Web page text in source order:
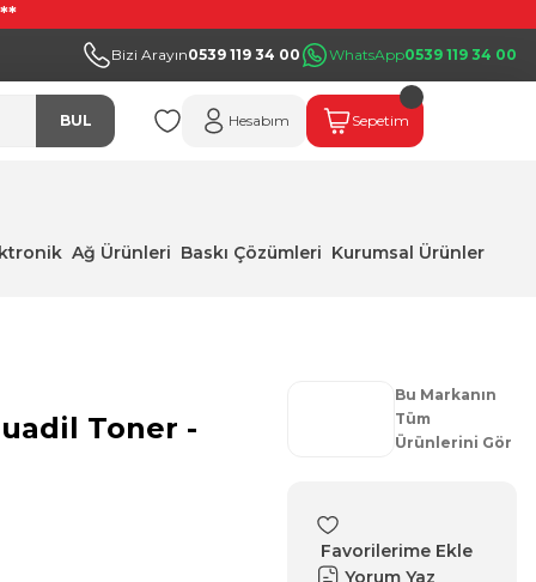
Bizi Arayın0539 119 34 00 WhatsApp0539 119 34 00
BUL Hesabım Sepetim
Ağ Ürünleri Baskı Çözümleri Kurumsal Ürünler
Toner -
Bu Markanın
Tüm
Ürünlerini Gör
Yorum Yaz